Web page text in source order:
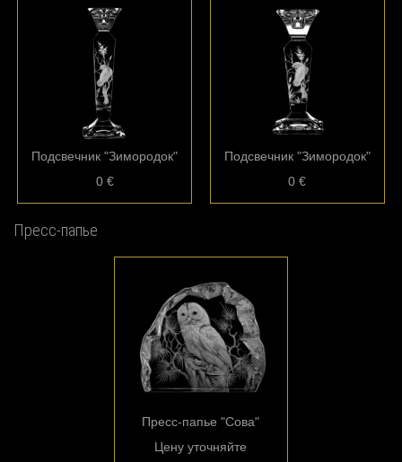
Подсвечник "Зимородок"
0 €
Подсвечник "Зимородок"
0 €
Пресс-папье
Пресс-папье "Сова"
Цену уточняйте